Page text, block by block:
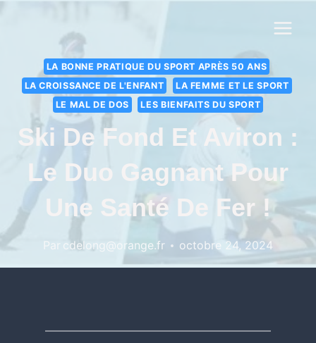
LA BONNE PRATIQUE DU SPORT APRÈS 50 ANS
LA CROISSANCE DE L'ENFANT
LA FEMME ET LE SPORT
LE MAL DE DOS
LES BIENFAITS DU SPORT
Ski De Fond Et Aviron :
Le Duo Gagnant Pour
Une Santé De Fer !
Par cdelong@orange.fr octobre 24, 2024